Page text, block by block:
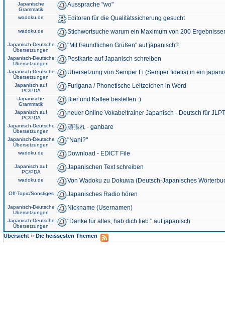
Japanische
Grammatik
Aussprache "wo"
wadoku.de Editoren für die Qualitätssicherung gesucht
wadoku.de Stichwortsuche warum ein Maximum von 200
Japanisch-Deutsche
Übersetzungen
"Mit freundlichen Grüßen" auf japanisch?
Japanisch-Deutsche
Übersetzungen
Postkarte auf Japanisch schreiben
Japanisch-Deutsche
Übersetzungen
Übersetzung von Semper Fi (Semper fidelis) in ein
Japanisch auf
PC/PDA
Furigana / Phonetische Leitzeichen in Word
Japanische
Grammatik
Bier und Kaffee bestellen :)
Japanisch auf
PC/PDA
neuer Online Vokabeltrainer Japanisch - Deutsch für
Japanisch-Deutsche
Übersetzungen
頑張れ - ganbare
Japanisch-Deutsche
Übersetzungen
"Nani?"
wadoku.de Download - EDICT File
Japanisch auf
PC/PDA
Japanischen Text schreiben
wadoku.de Von Wadoku zu Dokuwa (Deutsch-Japanisches
Off-Topic/Sonstiges Japanisches Radio hören
Japanisch-Deutsche
Übersetzungen
Nickname (Usernamen)
Japanisch-Deutsche
Übersetzungen
"Danke für alles, hab dich lieb." auf japanisch
Übersicht » Die heissesten Themen